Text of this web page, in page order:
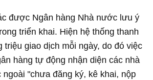
được Ngân hàng Nhà nước lưu ý
triển khai. Hiện hệ thống thanh
triệu giao dịch mỗi ngày, do đó việc
hàng tự động nhận diện các nhà
"chưa đăng ký, kê khai, nộp